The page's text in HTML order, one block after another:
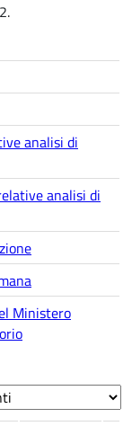
analisi di
analisi di
Ministero